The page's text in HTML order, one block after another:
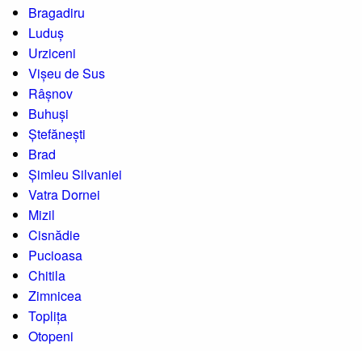
Bragadiru
Luduș
Urziceni
Vișeu de Sus
Râșnov
Buhuși
Ștefănești
Brad
Șimleu Silvaniei
Vatra Dornei
Mizil
Cisnădie
Pucioasa
Chitila
Zimnicea
Toplița
Otopeni